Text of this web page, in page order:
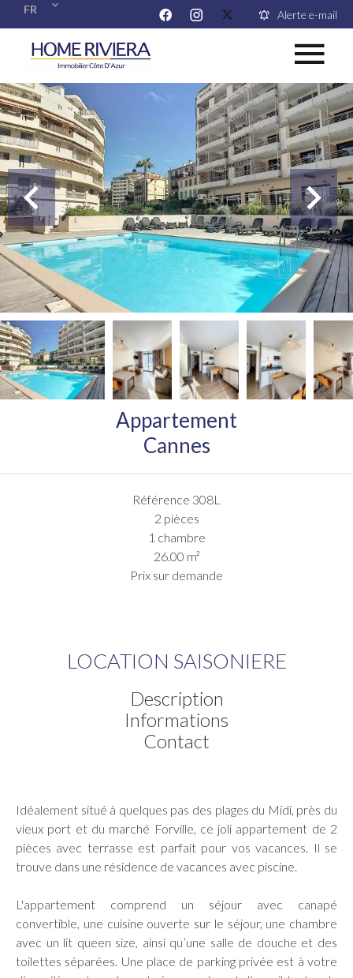
FR Alerte e-mail
Appartement
Cannes
Référence 308L
2 pièces
1 chambre
26.00 m²
Prix sur demande
LOCATION SAISONIERE
Description
Informations
Contact
Idéalement situé à quelques pas des plages du Midi, près du
vieux port et du marché Forville, ce joli appartement de 2
pièces avec terrasse est parfait pour vos vacances. Il se
trouve dans une résidence de vacances avec piscine.
L'appartement comprend un séjour avec canapé
convertible, une cuisine ouverte sur le séjour, une chambre
avec un lit queen size, ainsi qu’une salle de douche et des
toilettes séparées. Une place de parking privée est à votre